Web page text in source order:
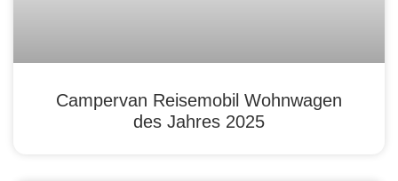
Campervan Reisemobil Wohnwagen
des Jahres 2025